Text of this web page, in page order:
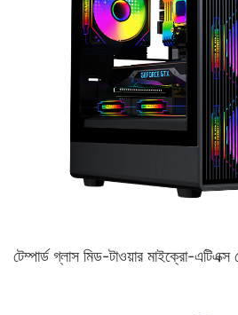
টেম্পার্ড গ্লাস মিড-টাওয়ার মাইক্রো-